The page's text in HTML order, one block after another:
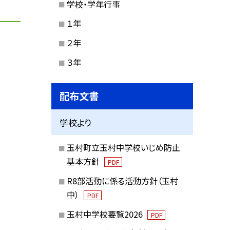
学校・学年行事
１年
２年
３年
配布文書
学校より
玉村町立玉村中学校いじめ防止
基本方針
PDF
R8部活動に係る活動方針（玉村
中）
PDF
玉村中学校要覧2026 PDF